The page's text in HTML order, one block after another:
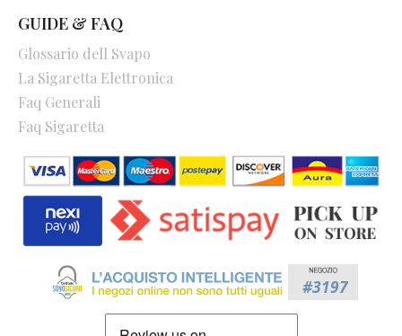
GUIDE & FAQ
Glossario dell Svapo
La Sigaretta Elettronica
Faq Generali
Faq Sigaretta